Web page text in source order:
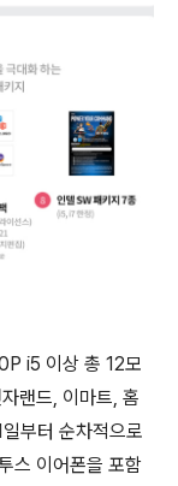
i5 이상 총 12모
랜드, 이마트, 홈
부터 순차적으로
스 이어폰을 포함